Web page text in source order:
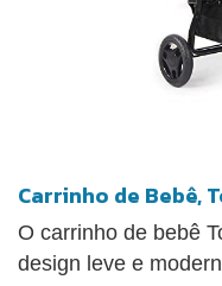
Carrinho de Bebê,
O carrinho de bebê
design leve e